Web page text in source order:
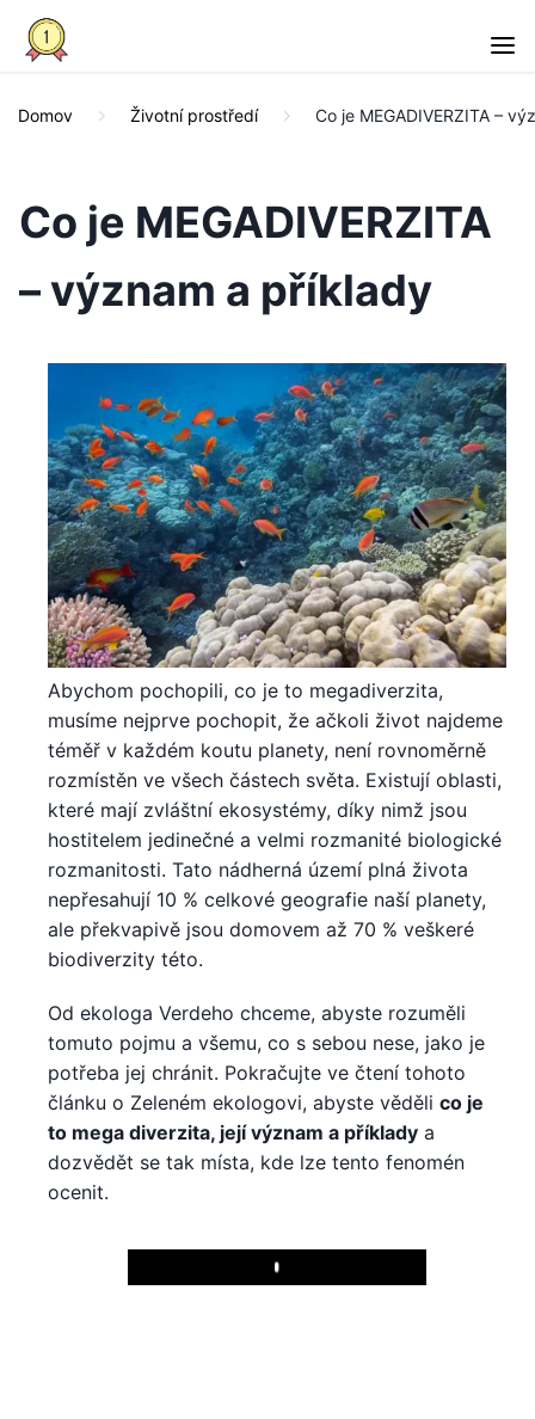
Domov Životní prostředí Co je MEGADIVERZITA –
Co je MEGADIVERZITA
– význam a příklady
Abychom pochopili, co je to megadiverzita,
musíme nejprve pochopit, že ačkoli život najdeme
téměř v každém koutu planety, není rovnoměrně
rozmístěn ve všech částech světa. Existují oblasti,
které mají zvláštní ekosystémy, díky nimž jsou
hostitelem jedinečné a velmi rozmanité biologické
rozmanitosti. Tato nádherná území plná života
nepřesahují 10 % celkové geografie naší planety,
ale překvapivě jsou domovem až 70 % veškeré
biodiverzity této.
Od ekologa Verdeho chceme, abyste rozuměli
tomuto pojmu a všemu, co s sebou nese, jako je
potřeba jej chránit. Pokračujte ve čtení tohoto
článku o Zeleném ekologovi, abyste věděli co je
to mega diverzita, její význam a příklady a
dozvědět se tak místa, kde lze tento fenomén
ocenit.
Play